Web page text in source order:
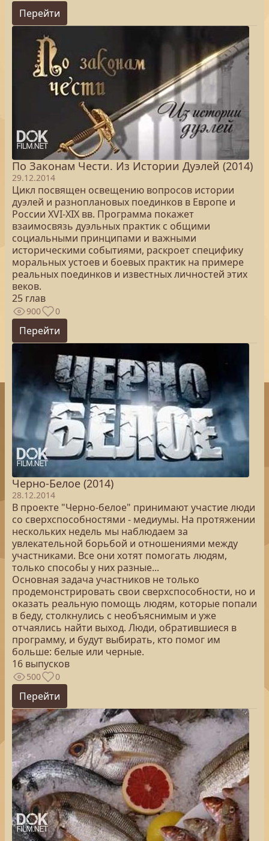
Перейти
По Законам Чести. Из Истории Дуэлей (2014)
29.12.2014
Цикл посвящен освещению вопросов истории
дуэлей и разноплановых поединков в Европе и
России XVI-XIX вв. Программа покажет
взаимосвязь дуэльных практик с общими
социальными принципами и важными
историческими событиями, раскроет специфику
моральных устоев и боевых практик на примере
реальных поединков и известных личностей этих
веков.
25 глав
900 0
Перейти
Черно-Белое (2014)
28.12.2014
В проекте "Черно-белое" принимают участие люди
со сверхспособностями - медиумы. На протяжении
нескольких недель мы наблюдаем за
увлекательной борьбой и отношениями между
участниками. Все они хотят помогать людям,
только способы у них разные...
Основная задача участников не только
продемонстрировать свои сверхспособности, но и
оказать реальную помощь людям, которые попали
в беду, столкнулись с необъяснимым и уже
отчаялись найти выход. Люди, обратившиеся в
программу, и будут выбирать, кто помог им
больше: белые или черные.
16 выпусков
500 0
Перейти